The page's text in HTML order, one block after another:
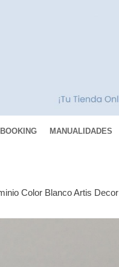
MANUALIDADES
Color Blanco Artis Decor